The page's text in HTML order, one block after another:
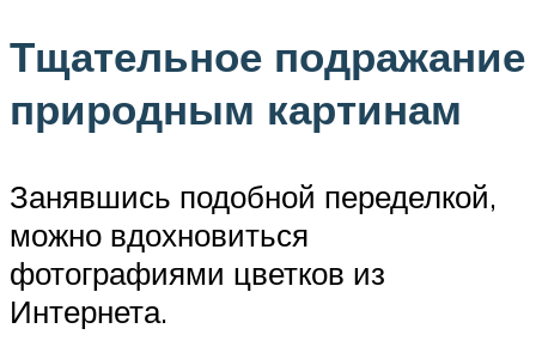
Тщательное подражание
природным картинам
Занявшись подобной переделкой,
можно вдохновиться
фотографиями цветков из
Интернета.